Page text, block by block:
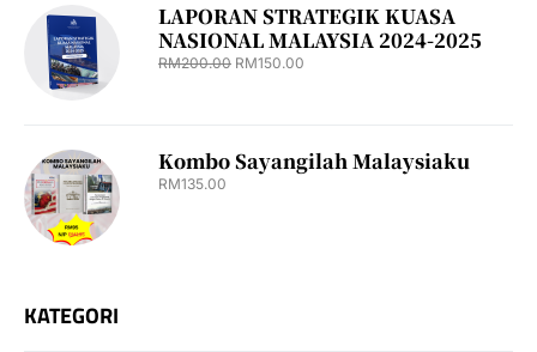
LAPORAN STRATEGIK KUASA
NASIONAL MALAYSIA 2024-2025
RM200.00 RM150.00
Kombo Sayangilah Malaysiaku
RM135.00
KATEGORI